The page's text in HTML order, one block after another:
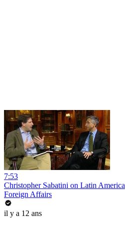
7:53
Christopher Sabatini on Latin America
Foreign Affairs
il y a 12 ans